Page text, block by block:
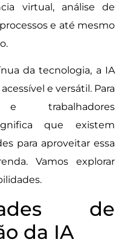
virtual, análise de
e até mesmo
da tecnologia, a IA
e versátil. Para
e trabalhadores
que existem
para aproveitar essa
Vamos explorar
de
da IA